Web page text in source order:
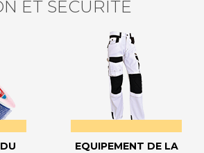
ET SÉCURITÉ
EQUIPEMENT DE LA